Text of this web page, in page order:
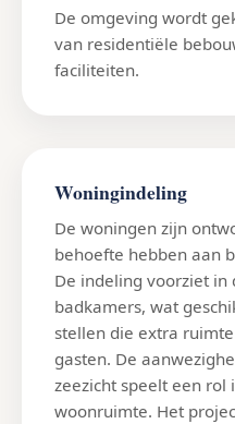
De omgeving wordt
van residentiële
faciliteiten.
Woningindeling
De woningen zijn
behoefte hebben aan
De indeling voorziet in
badkamers, wat
stellen die extra
gasten. De
zeezicht speelt een rol
woonruimte. Het